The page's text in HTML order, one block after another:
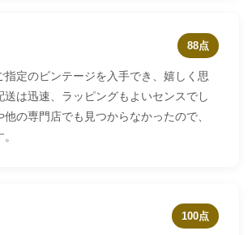
88点
指定のビンテージを入手でき、嬉しく思
送は迅速、ラッピングもよいセンスでし
の専門店でも見つからなかったので、
100点